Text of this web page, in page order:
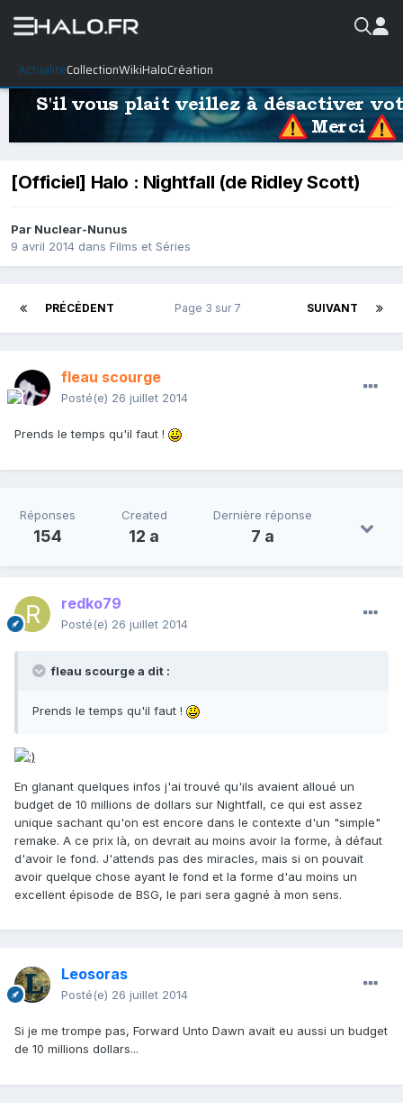
ActualitéCollectionWikiHaloCréation
[Officiel] Halo : Nightfall (de Ridley Scott)
Par Nuclear-Nunus
9 avril 2014 dans Films et Séries
PRÉCÉDENT SUIVANT
Page 3 sur 7
fleau scourge
Posté(e) 26 juillet 2014
Prends le temps qu'il faut !
Réponses
154
Created
12 a
Dernière réponse
7 a
redko79
Posté(e) 26 juillet 2014
fleau scourge a dit :
Prends le temps qu'il faut !
En glanant quelques infos j'ai trouvé qu'ils avaient alloué un
budget de 10 millions de dollars sur Nightfall, ce qui est assez
unique sachant qu'on est encore dans le contexte d'un "simple"
remake. A ce prix là, on devrait au moins avoir la forme, à défaut
d'avoir le fond. J'attends pas des miracles, mais si on pouvait
avoir quelque chose ayant le fond et la forme d'au moins un
excellent épisode de BSG, le pari sera gagné à mon sens.
Leosoras
Posté(e) 26 juillet 2014
Si je me trompe pas, Forward Unto Dawn avait eu aussi un budget
de 10 millions dollars...